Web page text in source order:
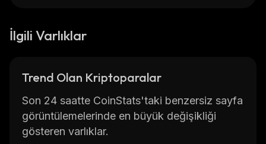
İlgili Varlıklar
Trend Olan Kriptoparalar
Son 24 saatte CoinStats'taki benzersiz sayfa
görüntülemelerinde en büyük değişikliği
gösteren varlıklar.